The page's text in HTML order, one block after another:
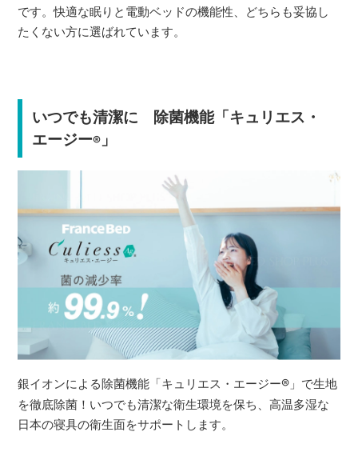
です。快適な眠りと電動ベッドの機能性、どちらも妥協し
たくない方に選ばれています。
いつでも清潔に 除菌機能「キュリエス・
エージー®」
銀イオンによる除菌機能「キュリエス・エージー® 」で生地
を徹底除菌！いつでも清潔な衛生環境を保ち、高温多湿な
日本の寝具の衛生面をサポートします。